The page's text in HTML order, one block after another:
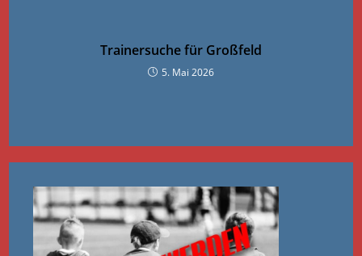
Trainersuche für Großfeld
5. Mai 2026